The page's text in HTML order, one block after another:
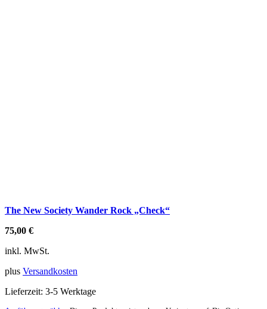
The New Society Wander Rock „Check“
75,00 €
inkl. MwSt.
plus Versandkosten
Lieferzeit: 3-5 Werktage